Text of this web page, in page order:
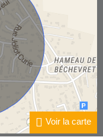
Voir la carte